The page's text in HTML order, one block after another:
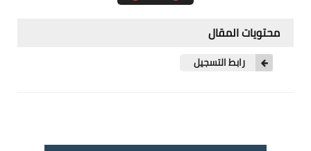
فرص عمل في اليمن
محتويات المقال
رابط التسجيل